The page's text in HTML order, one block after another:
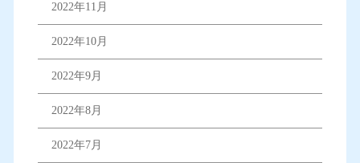
2022年11月
2022年10月
2022年9月
2022年8月
2022年7月